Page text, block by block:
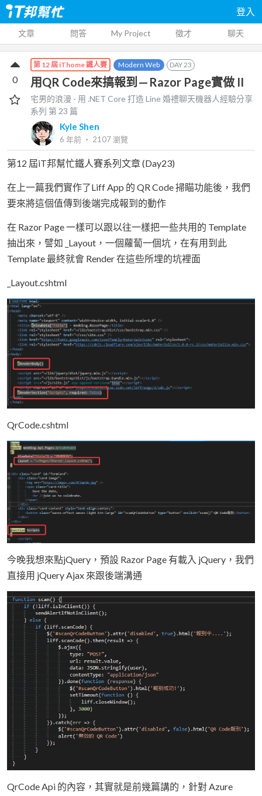
登入
文章 問答 My Project 徵才 聊天
第 12 屆 iThome 鐵人賽 Modern Web DAY23
用QR Code來搞報到 — Razor Page實做 II
宅男的浪漫 - 用 .NET Core 打造 Line 婚禮聊天機器人經驗分享
系列 第23 篇
Kyle Shen
6 年前 ‧ 2107瀏覽
0
第12 屆iT邦幫忙鐵人賽系列文章 (Day23)
在上一篇我們實作了Liff App 的 QR Code 掃瞄功能後，我們
要來將這個值傳到後端完成報到的動作
在 Razor Page 一樣可以跟以往一樣把一些共用的 Template
抽出來，譬如 _Layout，一個蘿蔔一個坑，在有用到此
Template 最終就會 Render 在這些所埋的坑裡面
_Layout.cshtml
QrCode.cshtml
今晚我想來點jQuery，預設 Razor Page 有載入 jQuery，我們
直接用 jQuery Ajax 來跟後端溝通
QrCode Api 的內容，其實就是前幾篇講的，針對 Azure